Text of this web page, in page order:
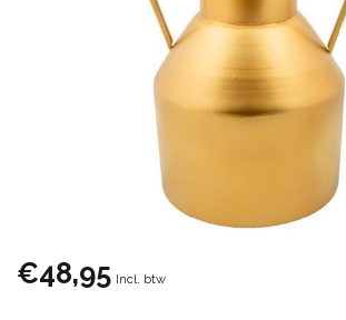
€48,95 Incl. btw